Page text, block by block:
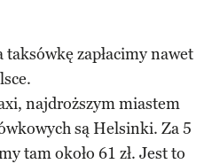
zapłacimy nawet
najdroższym miastem
są Helsinki. Za 5
tam około 61 zł. Jest to